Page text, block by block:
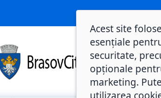
Acest site
esențiale
securitate,
opționale
marketing.
utilizarea